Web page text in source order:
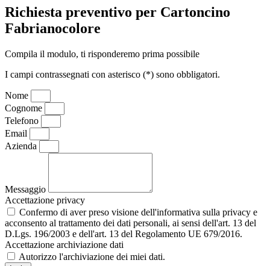
Richiesta preventivo per Cartoncino
Fabrianocolore
Compila il modulo, ti risponderemo prima possibile
I campi contrassegnati con asterisco (*) sono obbligatori.
Nome
Cognome
Telefono
Email
Azienda
Messaggio
Accettazione privacy
Confermo di aver preso visione dell'informativa sulla privacy e
acconsento al trattamento dei dati personali, ai sensi dell'art. 13 del
D.Lgs. 196/2003 e dell'art. 13 del Regolamento UE 679/2016.
Accettazione archiviazione dati
Autorizzo l'archiviazione dei miei dati.